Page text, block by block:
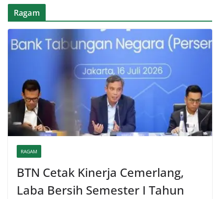
Ragam
RAGAM
BTN Cetak Kinerja Cemerlang,
Laba Bersih Semester I Tahun